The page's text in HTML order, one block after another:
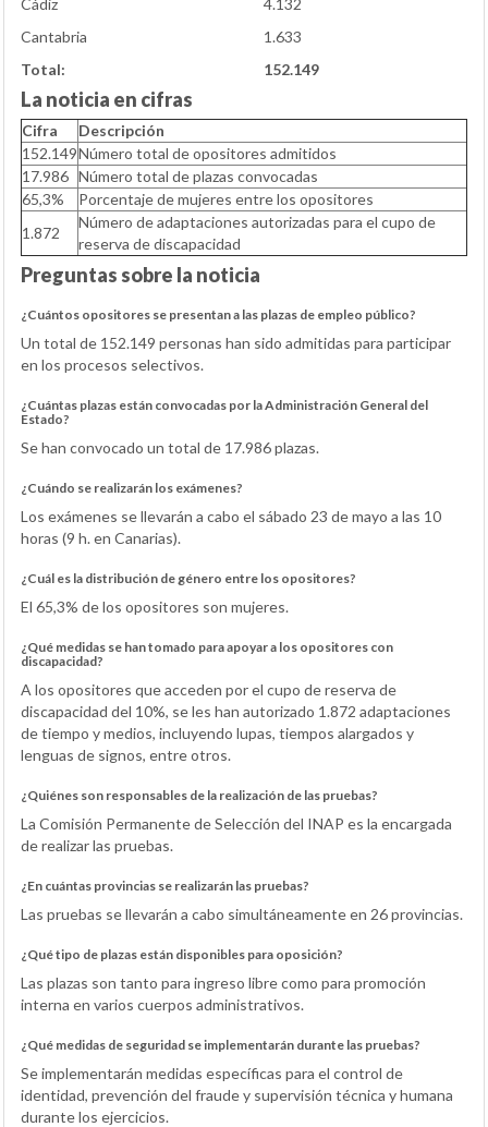
Cádiz
4.132
Cantabria
1.633
Total:
152.149
La noticia en cifras
Cifra
Descripción
152.149Número total de opositores admitidos
17.986 Número total de plazas convocadas
65,3%
Porcentaje de mujeres entre los opositores
1.872
Número de adaptaciones autorizadas para el cupo de
reserva de discapacidad
Preguntas sobre la noticia
¿Cuántos opositores se presentan a las plazas de empleo público?
Un total de 152.149 personas han sido admitidas para participar
en los procesos selectivos.
¿Cuántas plazas están convocadas por la Administración General del
Estado?
Se han convocado un total de 17.986 plazas.
¿Cuándo se realizarán los exámenes?
Los exámenes se llevarán a cabo el sábado 23 de mayo a las 10
horas (9 h. en Canarias).
¿Cuál es la distribución de género entre los opositores?
El 65,3% de los opositores son mujeres.
¿Qué medidas se han tomado para apoyar a los opositores con
discapacidad?
A los opositores que acceden por el cupo de reserva de
discapacidad del 10%, se les han autorizado 1.872 adaptaciones
de tiempo y medios, incluyendo lupas, tiempos alargados y
lenguas de signos, entre otros.
¿Quiénes son responsables de la realización de las pruebas?
La Comisión Permanente de Selección del INAP es la encargada
de realizar las pruebas.
¿En cuántas provincias se realizarán las pruebas?
Las pruebas se llevarán a cabo simultáneamente en 26 provincias.
¿Qué tipo de plazas están disponibles para oposición?
Las plazas son tanto para ingreso libre como para promoción
interna en varios cuerpos administrativos.
¿Qué medidas de seguridad se implementarán durante las pruebas?
Se implementarán medidas específicas para el control de
identidad, prevención del fraude y supervisión técnica y humana
durante los ejercicios.